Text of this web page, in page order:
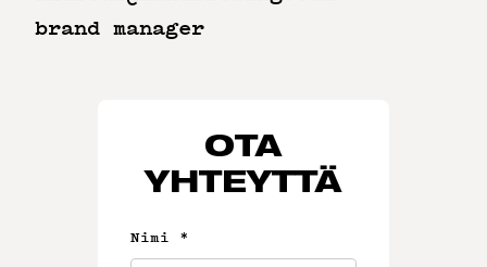
brand manager
OTA
YHTEYTTÄ
Nimi *